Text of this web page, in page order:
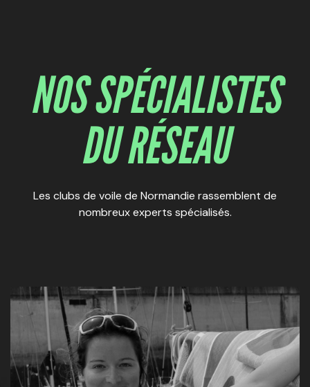
NOS SPÉCIALISTES
DU RÉSEAU
Les clubs de voile de Normandie rassemblent de
nombreux experts spécialisés.